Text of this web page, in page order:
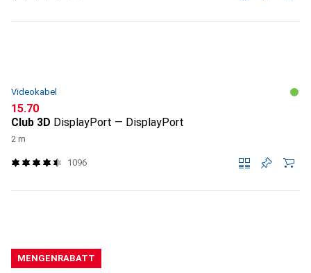
Videokabel
CHF
15.70
Club 3D DisplayPort — DisplayPort
2 m
1096
MENGENRABATT